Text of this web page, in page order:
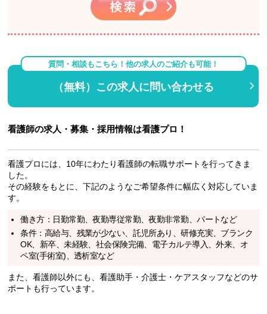
質問・相談もこちら！他の求人のご紹介も可能！
（無料）この求人に問い合わせる
看護師の求人・募集・採用情報は看護プロ！
看護プロには、10年にわたり看護師の転職サポートを行ってきま
した。
その経験をもとに、下記のようなご希望条件に幅広く対応していま
す。
働き方：日勤常勤、夜勤専従常勤、夜勤非常勤、パートなど
条件：高給与、残業が少ない、託児所あり、研修充実、ブランク
OK、新卒、未経験、社会保険完備、電子カルテ導入、外来、オ
ペ室(手術室)、透析室など
また、看護師以外にも、看護助手・介護士・ケアスタッフなどのサ
ポートも行っています。